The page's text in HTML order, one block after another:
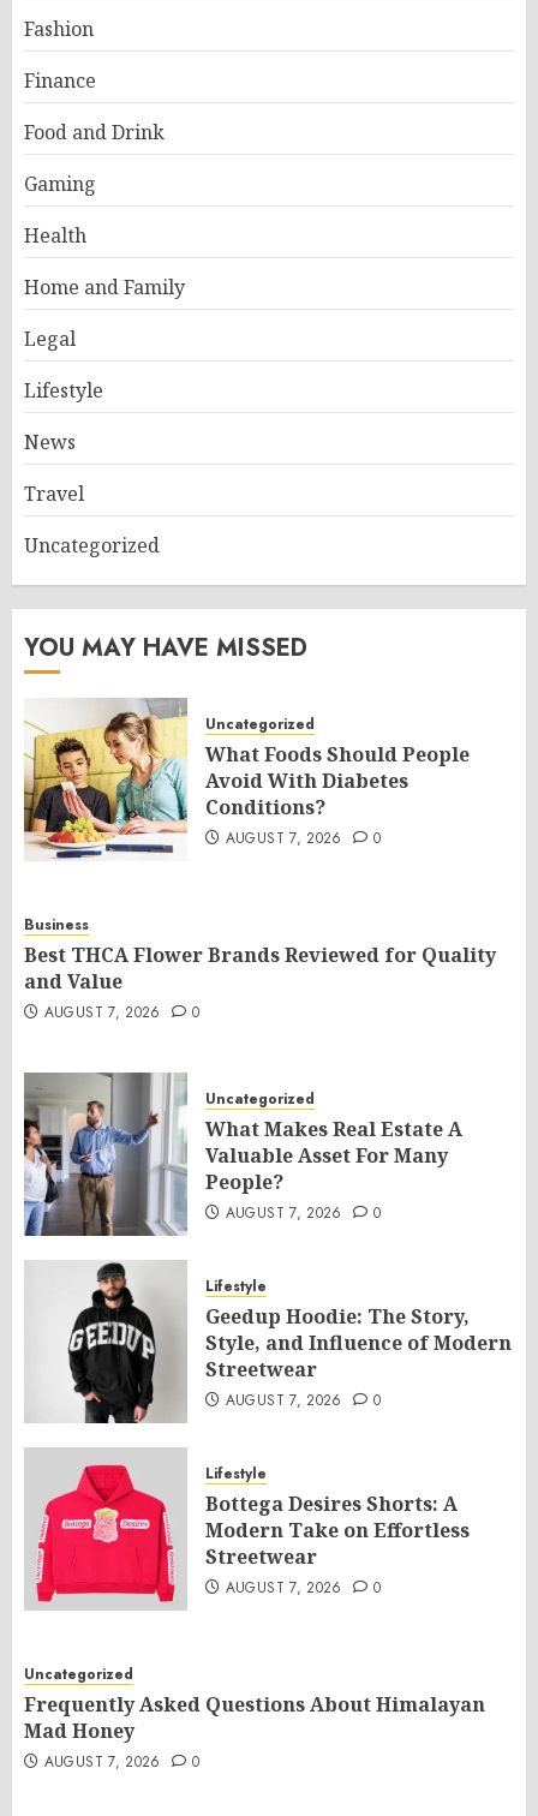
Fashion
Finance
Food and Drink
Gaming
Health
Home and Family
Legal
Lifestyle
News
Travel
Uncategorized
YOU MAY HAVE MISSED
Uncategorized
What Foods Should People
Avoid With Diabetes
Conditions?
AUGUST 7, 2026 0
Business
Best THCA Flower Brands Reviewed for Quality
and Value
AUGUST 7, 2026 0
Uncategorized
What Makes Real Estate A
Valuable Asset For Many
People?
AUGUST 7, 2026 0
Lifestyle
Geedup Hoodie: The Story,
Style, and Influence of Modern
Streetwear
AUGUST 7, 2026 0
Lifestyle
Bottega Desires Shorts: A
Modern Take on Effortless
Streetwear
AUGUST 7, 2026 0
Uncategorized
Frequently Asked Questions About Himalayan
Mad Honey
AUGUST 7, 2026 0